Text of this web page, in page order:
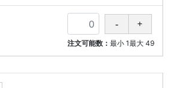
注文可能数： 最小 1最大 49